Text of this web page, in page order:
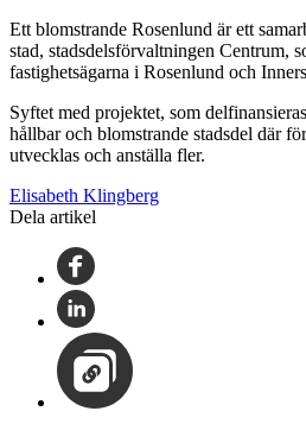
Ett blomstrande Rosenlund är ett
stad, stadsdelsförvaltningen Centrum,
fastighetsägarna i Rosenlund och
Syftet med projektet, som
hållbar och blomstrande stadsdel där
utvecklas och anställa fler.
Elisabeth Klingberg
Dela artikel